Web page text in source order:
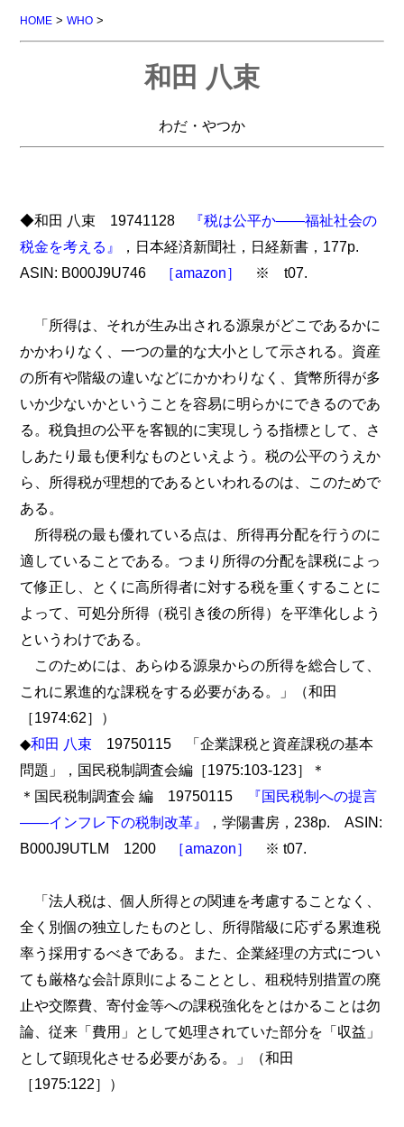
HOME >WHO >
和田 八束
わだ・やつか
◆和田 八束 19741128
『税は公平か――福祉社会の
税金を考える』
，日本経済新聞社，日経新書，177p.
ASIN: B000J9U746
［amazon］ ※ t07.
「所得は、それが生み出される源泉がどこであるかに
かかわりなく、一つの量的な大小として示される。資産
の所有や階級の違いなどにかかわりなく、貨幣所得が多
いか少ないかということを容易に明らかにできるのであ
る。税負担の公平を客観的に実現しうる指標として、さ
しあたり最も便利なものといえよう。税の公平のうえか
ら、所得税が理想的であるといわれるのは、このためで
ある。
所得税の最も優れている点は、所得再分配を行うのに
適していることである。つまり所得の分配を課税によっ
て修正し、とくに高所得者に対する税を重くすることに
よって、可処分所得（税引き後の所得）を平準化しよう
というわけである。
このためには、あらゆる源泉からの所得を総合して、
これに累進的な課税をする必要がある。」（和田
［1974:62］）
◆和田 八束 19750115 「企業課税と資産課税の基本
問題」，国民税制調査会編［1975:103-123］＊
＊国民税制調査会 編 19750115
『国民税制への提言
――インフレ下の税制改革』
，学陽書房，238p. ASIN:
B000J9UTLM 1200
［amazon］ ※ t07.
「法人税は、個人所得との関連を考慮することなく、
全く別個の独立したものとし、所得階級に応ずる累進税
率う採用するべきである。また、企業経理の方式につい
ても厳格な会計原則によることとし、租税特別措置の廃
止や交際費、寄付金等への課税強化をとはかることは勿
論、従来「費用」として処理されていた部分を「収益」
として顕現化させる必要がある。」（和田
［1975:122］）